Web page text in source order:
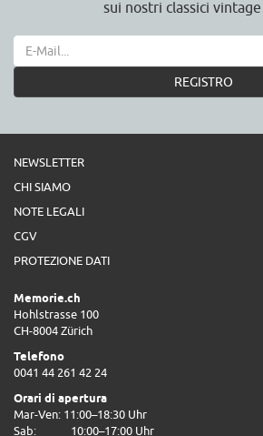
sui nostri classici
REGISTRO
NEWSLETTER
CHI SIAMO
NOTE LEGALI
CGV
PROTEZIONE DATI
Memorie.ch
Hohlstrasse 100
CH-8004 Zürich
Telefono
0041 44 261 42 24
Orari di apertura
Mar-Ven: 11:00–18:30 Uhr
Sab:
10:00–17:00 Uhr